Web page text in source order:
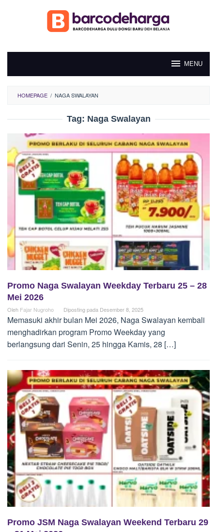
MENU
HOMEPAGE / NAGA SWALAYAN
Tag: Naga Swalayan
Promo Naga Swalayan Weekday Terbaru 25 – 28
Mei 2026
Oleh Fajar Nugroho Diposting pada Desember 8, 2025
Memasuki akhir bulan Mei 2026, Naga Swalayan kembali
menghadirkan program Promo Weekday yang
berlangsung dari Senin, 25 hingga Kamis, 28 […]
Promo JSM Naga Swalayan Weekend Terbaru 29